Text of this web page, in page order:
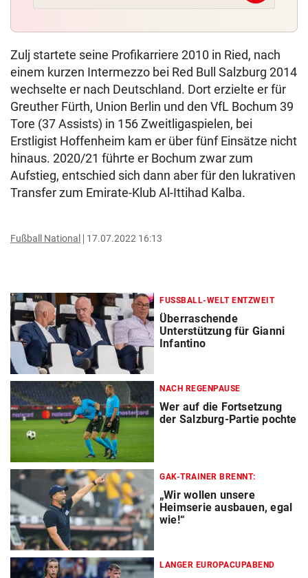
Zulj startete seine Profikarriere 2010 in Ried, nach
einem kurzen Intermezzo bei Red Bull Salzburg 2014
wechselte er nach Deutschland. Dort erzielte er für
Greuther Fürth, Union Berlin und den VfL Bochum 39
Tore (37 Assists) in 156 Zweitligaspielen, bei
Erstligist Hoffenheim kam er über fünf Einsätze nicht
hinaus. 2020/21 führte er Bochum zwar zum
Aufstieg, entschied sich dann aber für den lukrativen
Transfer zum Emirate-Klub Al-Ittihad Kalba.
Fußball National 17.07.2022 16:13
FUSSBALL-WELT ENTZWEIT
Überraschende
Unterstützung für Gianni
Infantino
NACH REGENPAUSE
Wer auf die Fortsetzung
der Salzburg-Partie pochte
GAK-TRAINER BRENNT:
„Wir wollen unsere
Heimserie ausbauen, egal
wie!“
LANGER EUROPACUPABEND